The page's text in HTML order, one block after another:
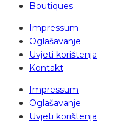
Boutiques
Impressum
Oglašavanje
Uvjeti korištenja
Kontakt
Impressum
Oglašavanje
Uvjeti korištenja